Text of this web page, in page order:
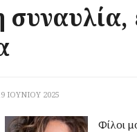
ΙΟΥΝΙΟΥ 2025
Φίλοι